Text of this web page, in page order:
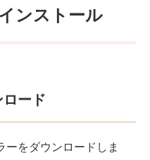
ンストール
ード
ーをダウンロードしま